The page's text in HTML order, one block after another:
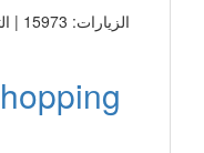
الزيارات: 15973 | التقييم: 0 | المقيّمين: 0 | المدينة